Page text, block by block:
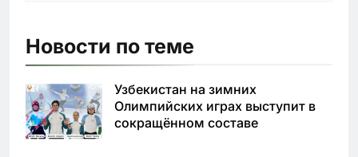
Новости по теме
Узбекистан на зимних
Олимпийских играх выступит в
сокращённом составе